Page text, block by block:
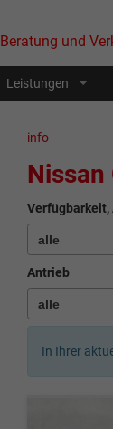
Beratung und
Leistungen
info
Nissan
Verfügbarkeit,
Antrieb
In Ihrer